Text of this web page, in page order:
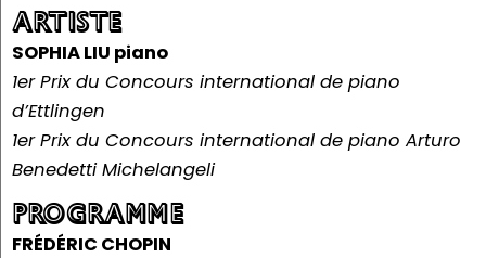
ARTISTE
SOPHIA LIU piano
1er Prix du Concours international de piano
d’Ettlingen
1er Prix du Concours international de piano Arturo
Benedetti Michelangeli
PROGRAMME
FRÉDÉRIC CHOPIN